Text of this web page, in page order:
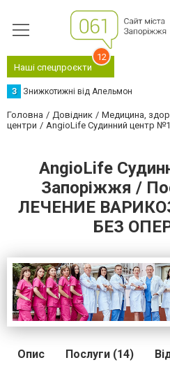
Наші спецпроєкти
12
З Знижкотижні від Апельмон
Головна Довідник Медицина,
центри
AngioLife Судинний центр
AngioLife
Запоріжжя /
ЛЕЧЕНИЕ
БЕЗ
Опис Послуги (14)